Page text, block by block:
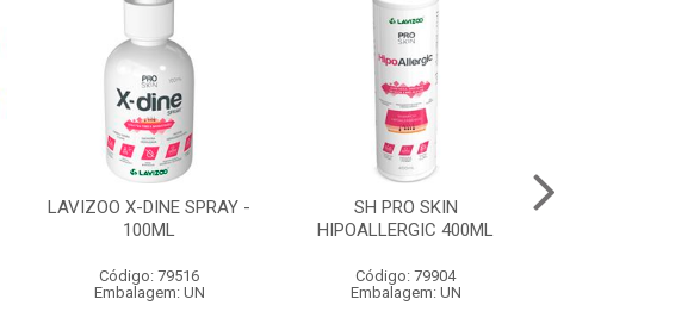
LAVIZOO X-DINE SPRAY -
100ML
Código: 79516
Embalagem: UN
SH PRO SKIN
HIPOALLERGIC 400ML
Código: 79904
Embalagem: UN